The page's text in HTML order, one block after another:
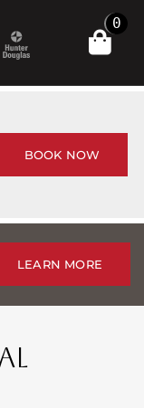
0
BOOK NOW
LEARN MORE